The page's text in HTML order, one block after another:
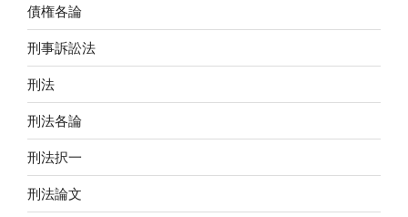
債権各論
刑事訴訟法
刑法
刑法各論
刑法択一
刑法論文